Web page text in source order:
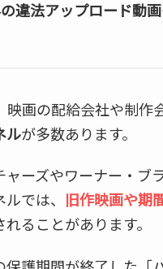
違法アップロード動
映画の配給会社や制作
ルが多数あります。
ャーズやワーナー・ブ
では、
旧作映画や期
れることがあります。